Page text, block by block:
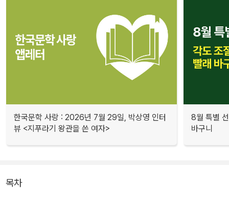
한국문학 사랑 : 2026년 7월 29일, 박상영 인터
뷰 <지푸라기 왕관을 쓴 여자>
8월 특별
바구니
목차